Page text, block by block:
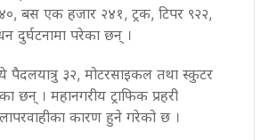
बस एक हजार २४१, ट्रक, टिपर ९२२,
दुर्घटनामा परेका छन् ।
पैदलयात्रु ३२, मोटरसाइकल तथा स्कुटर
। महानगरीय ट्राफिक प्रहरी
कारण हुने गरेको छ ।